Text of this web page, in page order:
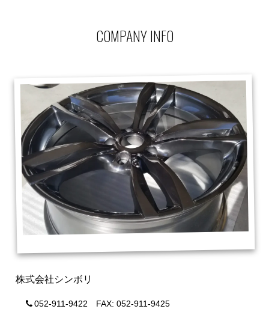
COMPANY INFO
株式会社シンボリ
052-911-9422 FAX: 052-911-9425